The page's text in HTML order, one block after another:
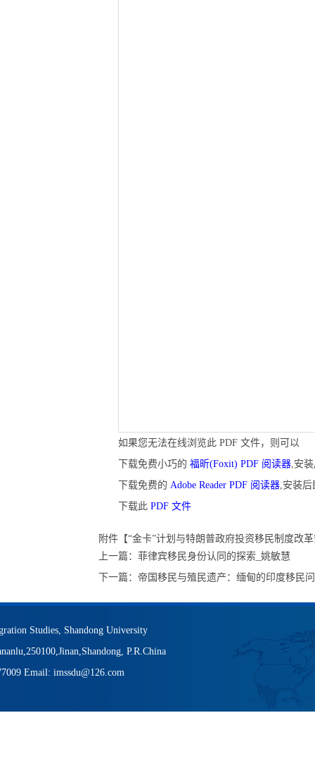
如果您无法在线浏览此 PDF 文件，则可以
下载免费小巧的 福昕(Foxit) PDF 阅读器,安
下载免费的 Adobe Reader PDF 阅读器,安装
下载此 PDF 文件
附件【“金卡”计划与特朗普政府投资移民制度改
上一篇： 菲律宾移民身份认同的探索_姚敏慧
下一篇： 帝国移民与殖民遗产：缅甸的印度移民
Studies, Shandong University
P.R.China
Email: imssdu@126.com